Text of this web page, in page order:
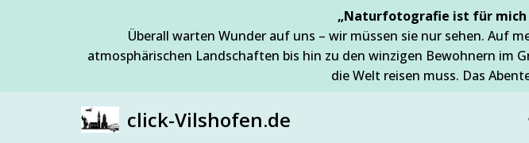
„Naturfotografie ist für
Überall warten Wunder auf uns – wir müssen sie nur sehen. Auf
atmosphärischen Landschaften bis hin zu den winzigen Bewohnern im
die Welt reisen muss. Das
click-Vilshofen.de